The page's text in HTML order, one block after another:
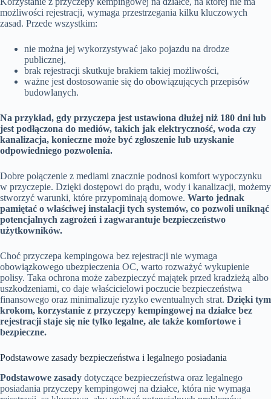
możliwości rejestracji, wymaga przestrzegania kilku kluczowych
zasad. Przede wszystkim:
nie można jej wykorzystywać jako pojazdu na drodze
publicznej,
brak rejestracji skutkuje brakiem takiej możliwości,
ważne jest dostosowanie się do obowiązujących przepisów
budowlanych.
Na przykład, gdy przyczepa jest ustawiona dłużej niż 180 dni lub
jest podłączona do mediów, takich jak elektryczność, woda czy
kanalizacja, konieczne może być zgłoszenie lub uzyskanie
odpowiedniego pozwolenia.
Dobre połączenie z mediami znacznie podnosi komfort wypoczynku
w przyczepie. Dzięki dostępowi do prądu, wody i kanalizacji, możemy
stworzyć warunki, które przypominają domowe. Warto jednak
pamiętać o właściwej instalacji tych systemów, co pozwoli uniknąć
potencjalnych zagrożeń i zagwarantuje bezpieczeństwo
użytkowników.
Choć przyczepa kempingowa bez rejestracji nie wymaga
obowiązkowego ubezpieczenia OC, warto rozważyć wykupienie
polisy. Taka ochrona może zabezpieczyć majątek przed kradzieżą albo
uszkodzeniami, co daje właścicielowi poczucie bezpieczeństwa
finansowego oraz minimalizuje ryzyko ewentualnych strat. Dzięki tym
krokom, korzystanie z przyczepy kempingowej na działce bez
rejestracji staje się nie tylko legalne, ale także komfortowe i
bezpieczne.
Podstawowe zasady bezpieczeństwa i legalnego posiadania
Podstawowe zasady dotyczące bezpieczeństwa oraz legalnego
posiadania przyczepy kempingowej na działce, która nie wymaga